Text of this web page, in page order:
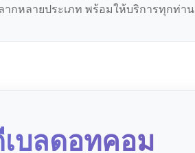
ากหลายประเภท พร้อมให้บริการทุกท่าน
บลดอทคอม